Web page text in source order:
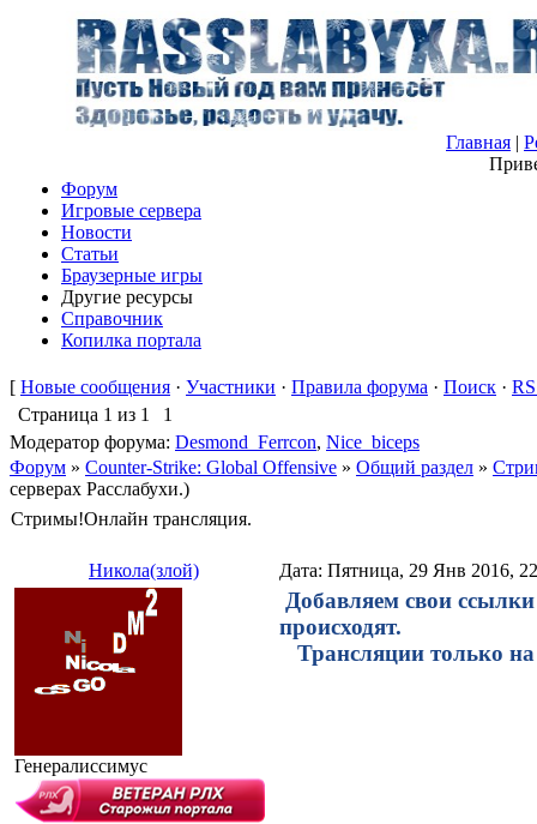
Главная |
Форум
Игровые сервера
Новости
Статьи
Браузерные игры
Другие ресурсы
Справочник
Копилка портала
[ Новые сообщения · Участники · Правила форума · Поиск ·
Страница 1 из 1
1
Модератор форума: Desmond_Ferrcon, Nice_biceps
Форум » Counter-Strike: Global Offensive » Общий раздел »
серверах Расслабухи.)
Стримы!Онлайн трансляция.
Никола(злой) Дата: Пятница, 29 Янв 2016,
Генералиссимус
Добавляем свои
происходят.
Трансляции только на